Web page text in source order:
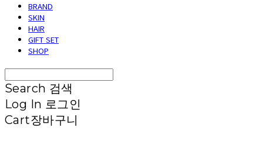
BRAND
SKIN
HAIR
GIFT SET
SHOP
Search 검색
Log In 로그인
Cart장바구니